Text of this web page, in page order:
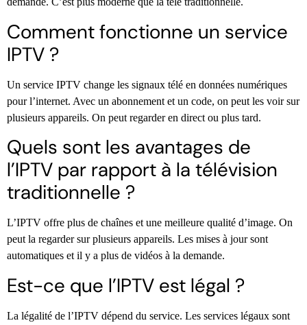
Comment fonctionne un service
IPTV ?
Un service IPTV change les signaux télé en données numériques
pour l’internet. Avec un abonnement et un code, on peut les voir sur
plusieurs appareils. On peut regarder en direct ou plus tard.
Quels sont les avantages de
l’IPTV par rapport à la télévision
traditionnelle ?
L’IPTV offre plus de chaînes et une meilleure qualité d’image. On
peut la regarder sur plusieurs appareils. Les mises à jour sont
automatiques et il y a plus de vidéos à la demande.
Est-ce que l’IPTV est légal ?
La légalité de l’IPTV dépend du service. Les services légaux sont